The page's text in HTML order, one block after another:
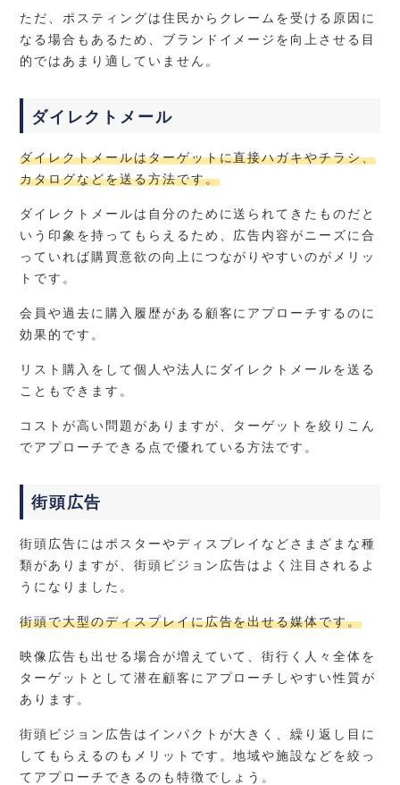
ただ、ポスティングは住民からクレームを受ける原因に
なる場合もあるため、ブランドイメージを向上させる目
的ではあまり適していません。
ダイレクトメール
ダイレクトメールはターゲットに直接ハガキやチラシ、
カタログなどを送る方法です。
ダイレクトメールは自分のために送られてきたものだと
いう印象を持ってもらえるため、広告内容がニーズに合
っていれば購買意欲の向上につながりやすいのがメリッ
トです。
会員や過去に購入履歴がある顧客にアプローチするのに
効果的です。
リスト購入をして個人や法人にダイレクトメールを送る
こともできます。
コストが高い問題がありますが、ターゲットを絞りこん
でアプローチできる点で優れている方法です。
街頭広告
街頭広告にはポスターやディスプレイなどさまざまな種
類がありますが、街頭ビジョン広告はよく注目されるよ
うになりました。
街頭で大型のディスプレイに広告を出せる媒体です。
映像広告も出せる場合が増えていて、街行く人々全体を
ターゲットとして潜在顧客にアプローチしやすい性質が
あります。
街頭ビジョン広告はインパクトが大きく、繰り返し目に
してもらえるのもメリットです。地域や施設などを絞っ
てアプローチできるのも特徴でしょう。